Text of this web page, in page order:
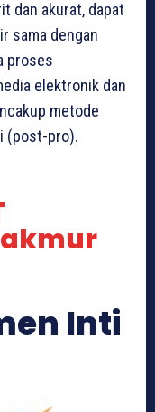
dan akurat, dapat
sama dengan
proses
elektronik dan
metode
(post-pro).
Inti